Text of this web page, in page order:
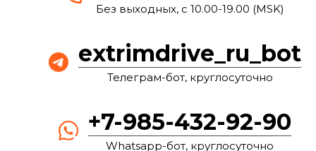
Без выходных, с 10.00-19.00 (MSK)
extrimdrive_ru_bot
Телеграм-бот, круглосуточно
+7-985-432-92-90
Whatsapp-бот, круглосуточно